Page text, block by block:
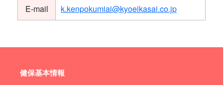
E-mail
k.kenpokumiai@kyoeikasai.co.jp
健保基本情報